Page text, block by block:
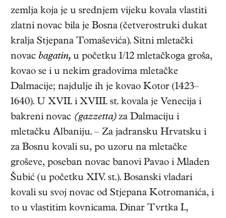
zemlja koja je u srednjem vijeku kovala vlastiti
zlatni novac bila je Bosna (četverostruki dukat
kralja Stjepana Tomaševića). Sitni mletački
novac bagatin, u početku 1/12 mletačkoga groša,
kovao se i u nekim gradovima mletačke
Dalmacije; najdulje ih je kovao Kotor (1423–
1640). U XVII. i XVIII. st. kovala je Venecija i
bakreni novac (gazzetta)za Dalmaciju i
mletačku Albaniju. – Za jadransku Hrvatsku i
za Bosnu kovali su, po uzoru na mletačke
groševe, poseban novac banovi Pavao i Mladen
Šubić (u početku XIV. st.). Bosanski vladari
kovali su svoj novac od Stjepana Kotromanića, i
to u vlastitim kovnicama. Dinar Tvrtka I.,